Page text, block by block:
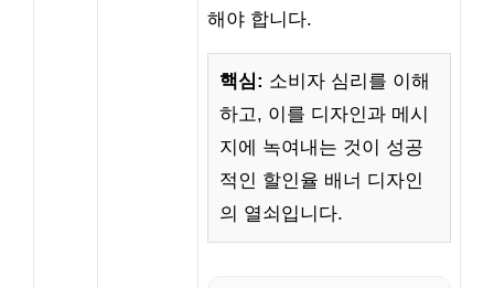
해야 합니다.
핵심: 소비자 심리를 이해
하고, 이를 디자인과 메시
지에 녹여내는 것이 성공
적인 할인율 배너 디자인
의 열쇠입니다.